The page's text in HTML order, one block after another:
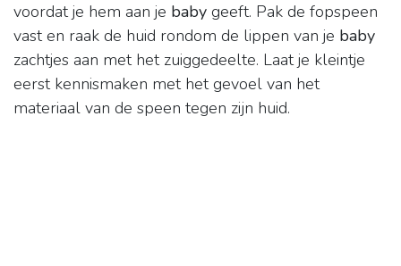
voordat je hem aan je baby geeft. Pak de fopspeen
vast en raak de huid rondom de lippen van je baby
zachtjes aan met het zuiggedeelte. Laat je kleintje
eerst kennismaken met het gevoel van het
materiaal van de speen tegen zijn huid.